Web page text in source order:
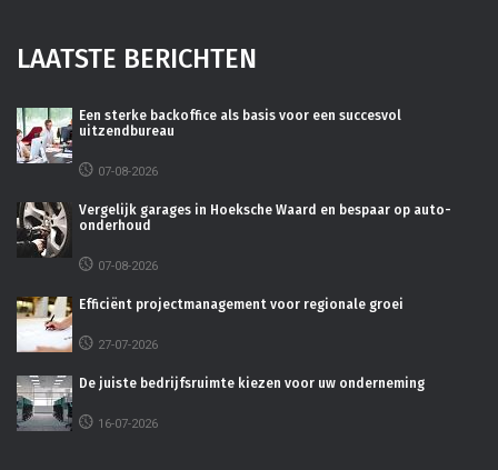
LAATSTE BERICHTEN
Een sterke backoffice als basis voor een succesvol
uitzendbureau
07-08-2026
Vergelijk garages in Hoeksche Waard en bespaar op auto-
onderhoud
07-08-2026
Efficiënt projectmanagement voor regionale groei
27-07-2026
De juiste bedrijfsruimte kiezen voor uw onderneming
16-07-2026